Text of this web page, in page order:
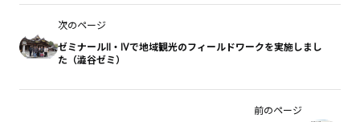
次のページ
ゼミナールⅡ・Ⅳで地域観光のフィールドワークを実施しまし
た（澁谷ゼミ）
前のページ